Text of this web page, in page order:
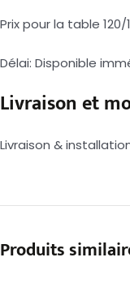
Prix pour la table
Délai: Disponible
Livraison et
Livraison &
Produits